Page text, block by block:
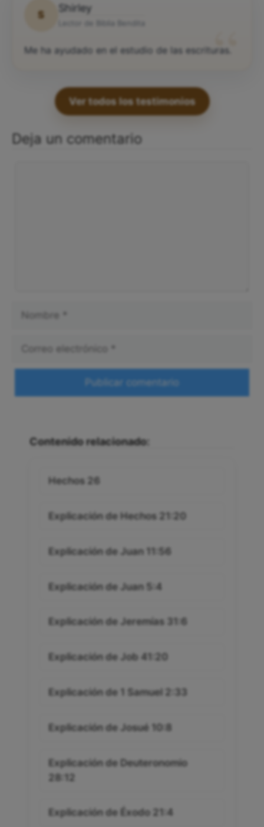
S
Shirley
“
Me ha ayudado en el estudio de las escrituras.
Ver todos los testimonios
Deja un comentario
Contenido relacionado:
Hechos 26
Explicación de Hechos 21:20
Explicación de Juan 11:56
Explicación de Juan 5:4
Explicación de Jeremías 31:6
Explicación de Job 41:20
Explicación de 1 Samuel 2:33
Explicación de Josué 10:8
Explicación de Deuteronomio
28:12
Explicación de Éxodo 21:4